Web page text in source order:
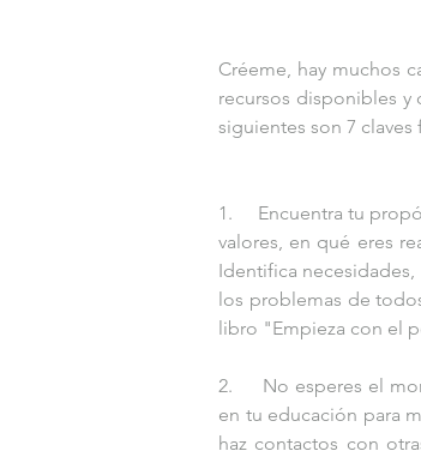
Créeme, hay muchos
recursos disponibles y
siguientes son 7
1.     Encuentra tu
valores, en qué eres
Identifica necesidades,
los problemas de
libro "Empieza con el
2.     No esperes el
en tu educación para
haz contactos con